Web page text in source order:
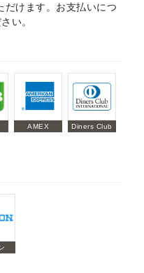
だけます。お支払いにつ
い。
AMEX Diners Club